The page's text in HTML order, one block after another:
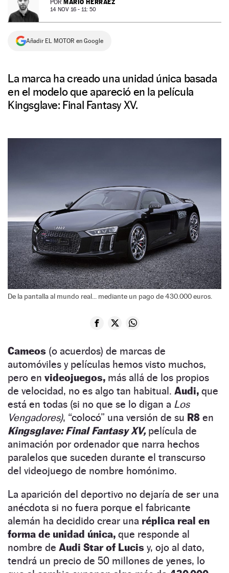
NEWSLETTER
SÍGUENOS
POR MARIO HERRÁEZ
14 NOV 16 - 11: 50
Añadir EL MOTOR en Google
La marca ha creado una unidad única basada
en el modelo que apareció en la película
Kingsglave: Final Fantasy XV.
De la pantalla al mundo real... mediante un pago de 430.000 euros.
Cameos (o acuerdos) de marcas de
automóviles y películas hemos visto muchos,
pero en videojuegos, más allá de los propios
de velocidad, no es algo tan habitual. Audi, que
está en todas (si no que se lo digan a Los
Vengadores), “colocó” una versión de su R8 en
Kingsglave: Final Fantasy XV,película de
animación por ordenador que narra hechos
paralelos que suceden durante el transcurso
del videojuego de nombre homónimo.
La aparición del deportivo no dejaría de ser una
anécdota si no fuera porque el fabricante
alemán ha decidido crear una réplica real en
forma de unidad única, que responde al
nombre de Audi Star of Lucis y, ojo al dato,
tendrá un precio de 50 millones de yenes, lo